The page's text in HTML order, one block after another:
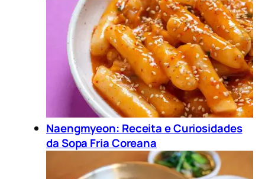
Naengmyeon: Receita e Curiosidades
da Sopa Fria Coreana